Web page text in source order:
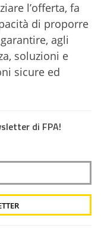
l’offerta, fa
di proporre
agli
soluzioni e
sicure ed
di FPA!